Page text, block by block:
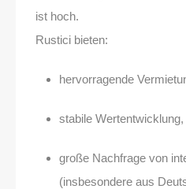
ist hoch.
Rustici bieten:
hervorragende
stabile Wertentwicklung,
große Nachfrage von
(insbesondere aus